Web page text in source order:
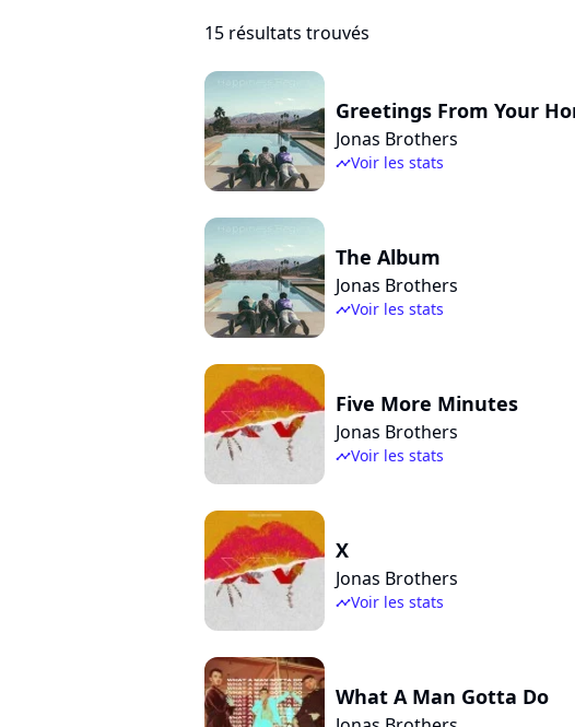
15 résultats trouvés
Greetings From Your
Jonas Brothers
timelineVoir les stats
The Album
Jonas Brothers
timelineVoir les stats
Five More Minutes
Jonas Brothers
timelineVoir les stats
X
Jonas Brothers
timelineVoir les stats
What A Man Gotta Do